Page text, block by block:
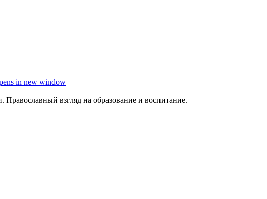
in new window
взгляд на образование и воспитание.